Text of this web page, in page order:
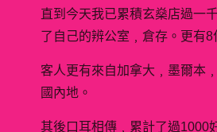
直到今天我已累積玄燊店過一
了自己的辨公室﹐倉存。更有8
客人更有來自加拿大﹐墨爾本
國內地。
其後口耳相傳﹐累計了過1000